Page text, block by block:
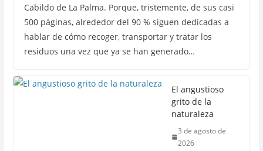
Cabildo de La Palma. Porque, tristemente, de sus casi
500 páginas, alrededor del 90 % siguen dedicadas a
hablar de cómo recoger, transportar y tratar los
residuos una vez que ya se han generado…
El angustioso
grito de la
naturaleza
3 de agosto de
2026